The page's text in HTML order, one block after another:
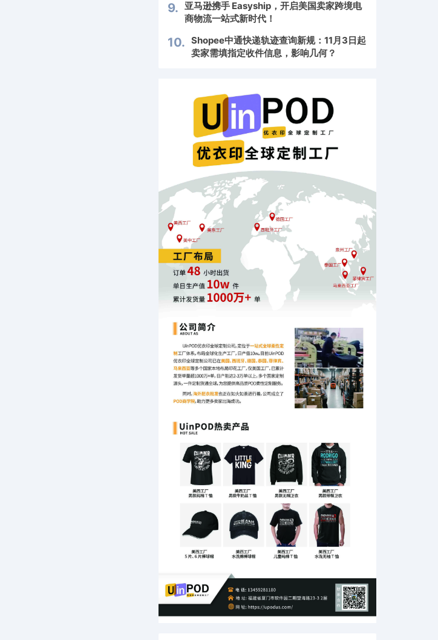
9. 亚马逊携手 Easyship，开启美国卖家跨境电
商物流一站式新时代！
10. Shopee中通快递轨迹查询新规：11月3日起
卖家需填指定收件信息，影响几何？